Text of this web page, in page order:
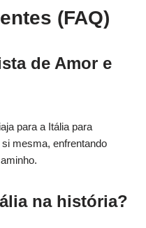
(FAQ)
de Amor e
para a Itália para
mesma, enfrentando
na história?